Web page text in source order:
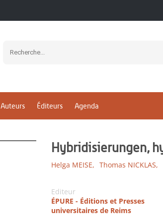
Auteurs Éditeurs Agenda
Hybridisierungen,
Helga MEISE, Thomas NICKLAS,
Editeur
ÉPURE - Éditions et Presses
universitaires de Reims